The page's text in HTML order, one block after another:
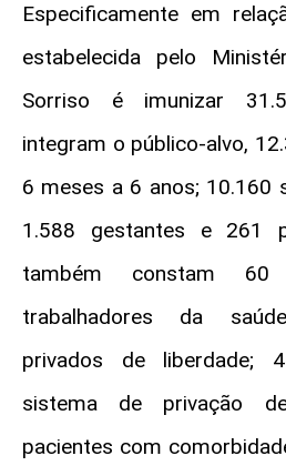
Especificamente em
estabelecida pelo
Sorriso é imunizar
integram o público-alvo,
6 meses a 6 anos; 10.160
1.588 gestantes e 261
também constam 60
trabalhadores da
privados de liberdade;
sistema de privação
pacientes com